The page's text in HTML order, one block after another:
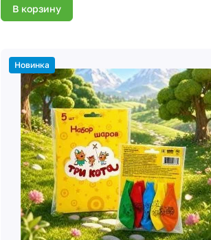
В корзину
Новинка